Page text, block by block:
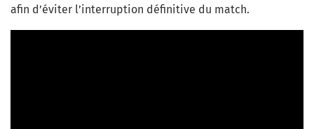
afin d’éviter l’interruption définitive du match.